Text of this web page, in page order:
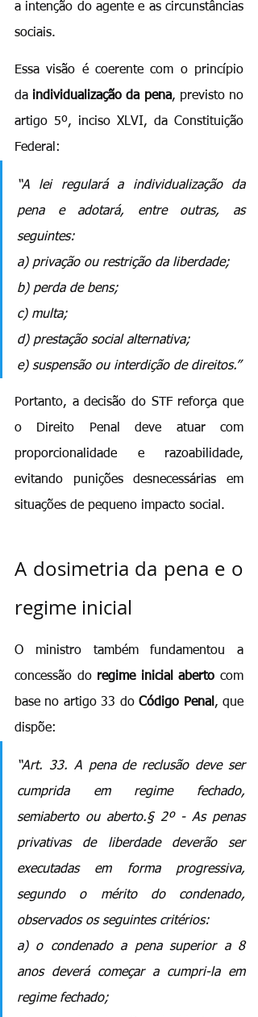
a intenção do agente e as circunstâncias
sociais.
Essa visão é coerente com o princípio
da individualização da pena, previsto no
artigo 5º, inciso XLVI, da Constituição
Federal:
“A lei regulará a individualização da
pena e adotará, entre outras, as
seguintes:
a) privação ou restrição da liberdade;
b) perda de bens;
c) multa;
d) prestação social alternativa;
e) suspensão ou interdição de direitos.”
Portanto, a decisão do STF reforça que
o Direito Penal deve atuar com
proporcionalidade e razoabilidade,
evitando punições desnecessárias em
situações de pequeno impacto social.
A dosimetria da pena e o
regime inicial
O ministro também fundamentou a
concessão do regime inicial aberto com
base no artigo 33 do Código Penal, que
dispõe:
“Art. 33. A pena de reclusão deve ser
cumprida em regime fechado,
semiaberto ou aberto.§ 2º - As penas
privativas de liberdade deverão ser
executadas em forma progressiva,
segundo o mérito do condenado,
observados os seguintes critérios:
a) o condenado a pena superior a 8
anos deverá começar a cumpri-la em
regime fechado;